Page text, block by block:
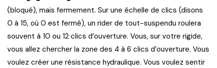
(bloqué), mais fermement. Sur une échelle de clics (disons
0 à 15, où 0 est fermé), un rider de tout-suspendu roulera
souvent à 10 ou 12 clics d’ouverture. Vous, sur votre rigide,
vous allez chercher la zone des 4 à 6 clics d’ouverture. Vous
voulez créer une résistance hydraulique. Vous voulez sentir